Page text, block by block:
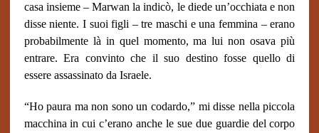
casa insieme – Marwan la indicò, le diede un’occhiata e non
disse niente. I suoi figli – tre maschi e una femmina – erano
probabilmente là in quel momento, ma lui non osava più
entrare. Era convinto che il suo destino fosse quello di
essere assassinato da Israele.
“Ho paura ma non sono un codardo,” mi disse nella piccola
macchina in cui c’erano anche le sue due guardie del corpo